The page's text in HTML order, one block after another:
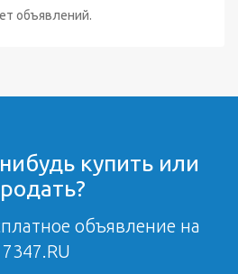
объявлений.
купить или
объявление на
7347.RU